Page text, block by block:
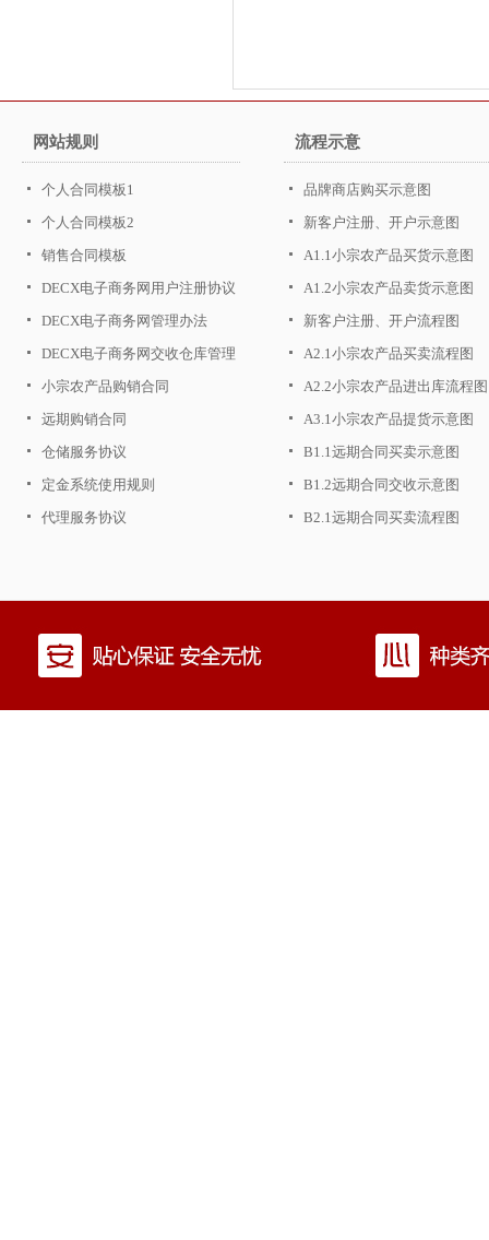
网站规则
个人合同模板1
个人合同模板2
销售合同模板
DECX电子商务网用户注册协议
DECX电子商务网管理办法
DECX电子商务网交收仓库管理
办法
小宗农产品购销合同
远期购销合同
仓储服务协议
定金系统使用规则
代理服务协议
流程示意
品牌商店购买示意图
新客户注册、开户示意图
A1.1小宗农产品买货示意图
A1.2小宗农产品卖货示意图
新客户注册、开户流程图
A2.1小宗农产品买卖流程图
A2.2小宗农产品进出库流程图
A3.1小宗农产品提货示意图
B1.1远期合同买卖示意图
B1.2远期合同交收示意图
B2.1远期合同买卖流程图